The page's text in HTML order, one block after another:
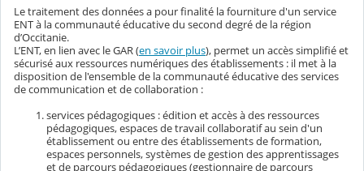
Le traitement des données a pour finalité la fourniture d'un service
ENT à la communauté éducative du second degré de la région
d’Occitanie.
L’ENT, en lien avec le GAR (en savoir plus), permet un accès simplifié et
sécurisé aux ressources numériques des établissements : il met à la
disposition de l'ensemble de la communauté éducative des services
de communication et de collaboration :
services pédagogiques : édition et accès à des ressources
pédagogiques, espaces de travail collaboratif au sein d'un
établissement ou entre des établissements de formation,
espaces personnels, systèmes de gestion des apprentissages
et de parcours pédagogiques (gestionnaire de parcours